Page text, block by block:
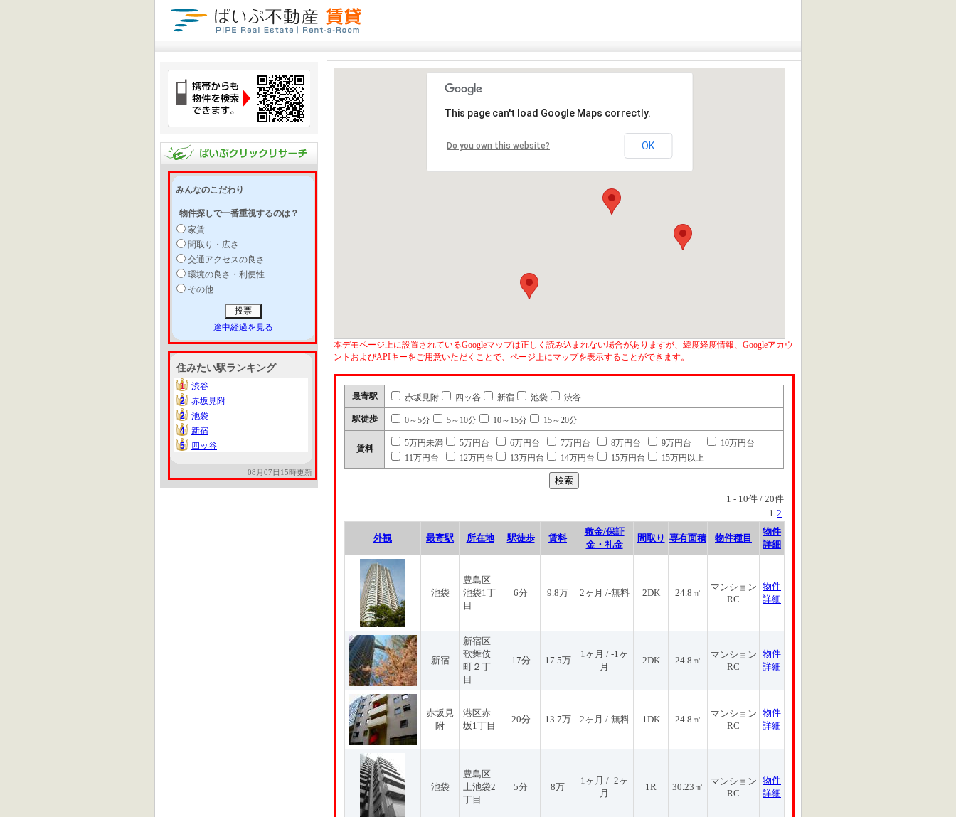
みんなのこだわり
物件探しで一番重視するのは？
家賃
間取り・広さ
交通アクセスの良さ
環境の良さ・利便性
その他
途中経過を見る
住みたい駅ランキング
1
1
渋谷
2
2
赤坂見附
2
2
池袋
4
4
新宿
5
5 四ッ谷
08月07日15時更新
This page can't load Google Maps correctly.
Do you own this website? OK
本デモページ上に設置されているGoogleマップは正しく読み込まれない場合がありますが、緯度経度情報、Googleアカウ
ントおよびAPIキーをご用意いただくことで、ページ上にマップを表示することができます。
最寄駅 赤坂見附 四ッ谷 新宿 池袋 渋谷
駅徒歩 0～5分 5～10分 10～15分 15～20分
賃料
5万円未満 5万円台 6万円台 7万円台 8万円台 9万円台
10万円台
11万円台
12万円台 13万円台 14万円台 15万円台 15万円以上
1 - 10件 / 20件
1 2
外観 最寄駅 所在地 駅徒歩 賃料
敷金/保証
金・礼金
間取り 専有面積 物件種目
物件
詳細
池袋
豊島区
池袋1丁
目
6分 9.8万 2ヶ月 /-無料 2DK 24.8㎡
マンション
RC
物件
詳細
新宿
新宿区
歌舞伎
町２丁
目
17分 17.5万
1ヶ月 / -1ヶ
月
2DK 24.8㎡
マンション
RC
物件
詳細
赤坂見
附
港区赤
坂1丁目
20分 13.7万 2ヶ月 /-無料 1DK 24.8㎡
マンション
RC
物件
詳細
池袋
豊島区
上池袋2
丁目
5分 8万
1ヶ月 / -2ヶ
月
1R 30.23㎡
マンション
RC
物件
詳細